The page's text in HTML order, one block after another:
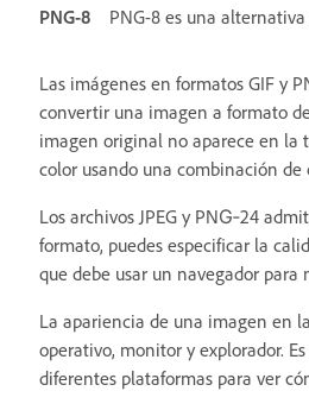
PNG-8 PNG-8 es una
Las imágenes en formatos GIF y
convertir una imagen a formato
imagen original no aparece en la
color usando una combinación de
Los archivos JPEG y PNG‑24
formato, puedes especificar la
que debe usar un navegador
La apariencia de una imagen en
operativo, monitor y explorador.
diferentes plataformas para ver